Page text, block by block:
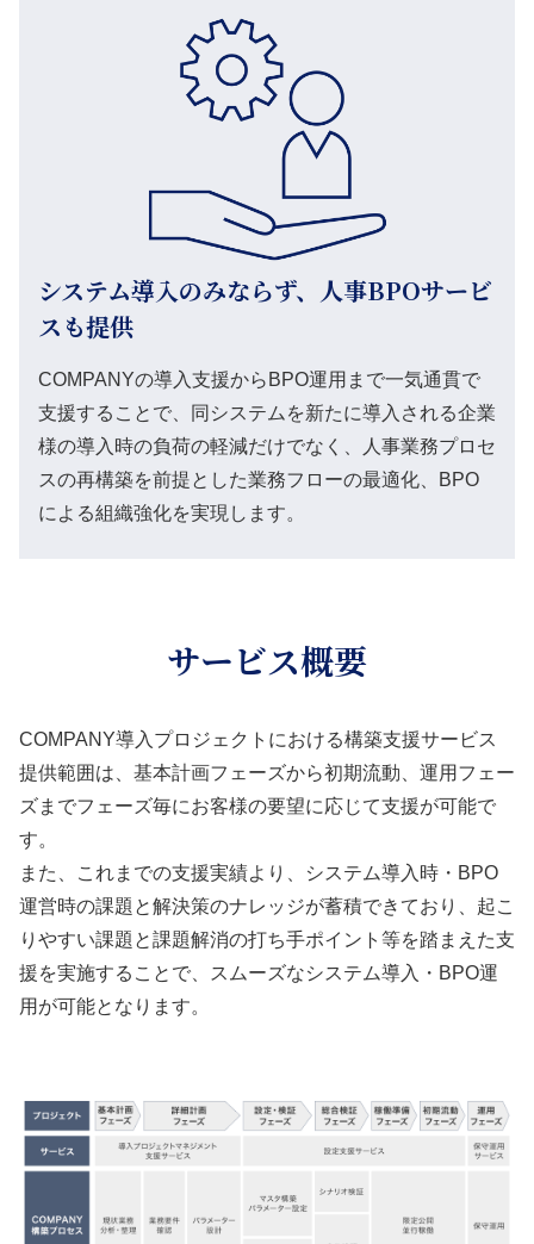
システム導入のみならず、人事BPOサービ
スも提供
COMPANYの導入支援からBPO運用まで一気通貫で
支援することで、同システムを新たに導入される企業
様の導入時の負荷の軽減だけでなく、人事業務プロセ
スの再構築を前提とした業務フローの最適化、BPO
による組織強化を実現します。
サービス概要
COMPANY導入プロジェクトにおける構築支援サービス
提供範囲は、基本計画フェーズから初期流動、運用フェー
ズまでフェーズ毎にお客様の要望に応じて支援が可能で
す。
また、これまでの支援実績より、システム導入時・BPO
運営時の課題と解決策のナレッジが蓄積できており、起こ
りやすい課題と課題解消の打ち手ポイント等を踏まえた支
援を実施することで、スムーズなシステム導入・BPO運
用が可能となります。